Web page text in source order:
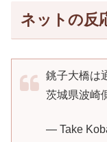
ネットの反
銚子大橋は
茨城県波崎
— Take